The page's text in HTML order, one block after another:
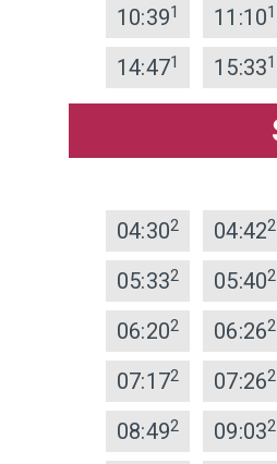
10:391 11:101
14:471 15:331
04:302 04:422
05:332 05:402
06:202 06:262
07:172 07:262
08:492 09:032